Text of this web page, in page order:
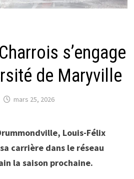
s’engage
de Maryville
mars 25, 2026
Louis-Félix
carrière dans le réseau
la saison prochaine.